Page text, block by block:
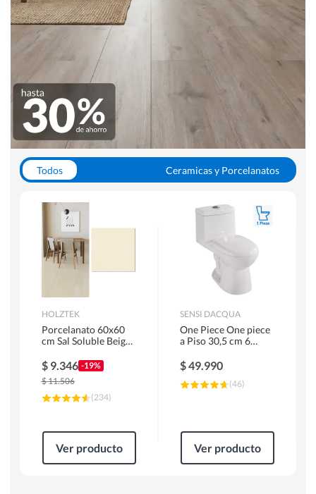
Todos
Ceramicas y Porcelanatos
WC y Sanitarios
Pisos Flotantes y Laminados
Pinturas
HOLZTEK
Porcelanato 60x60
cm Sal Soluble Beige
$ 9.346 -19%
$11.506
(234)
Ver producto
SENSI DACQUA
One Piece One piece
a Piso 30,5 cm 6
$49.990
(46)
Ver producto